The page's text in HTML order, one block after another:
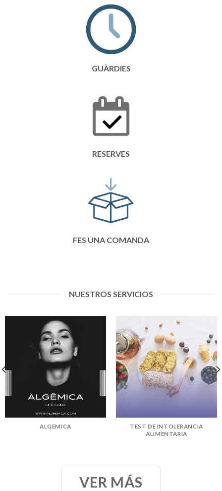
GUÀRDIES
RESERVES
FES UNA COMANDA
NUESTROS SERVICIOS
ALGEMICA
TEST DE INTOLERANCIA
ALIMENTARIA
VER MÁS